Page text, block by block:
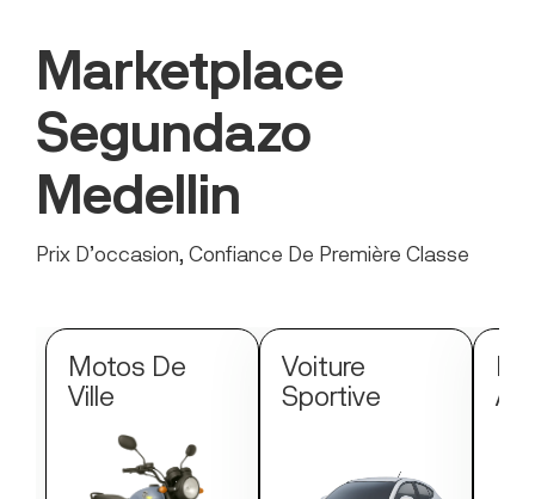
Marketplace
Segundazo
Medellin
Prix D’occasion, Confiance De Première Classe
Motos De
Ville
Voiture
Sportive